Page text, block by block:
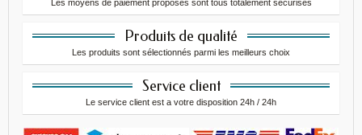
Les moyens de paiement proposés sont tous totalement sécurisés
Produits de qualité
Les produits sont sélectionnés parmi les meilleurs choix
Service client
Le service client est a votre disposition 24h / 24h